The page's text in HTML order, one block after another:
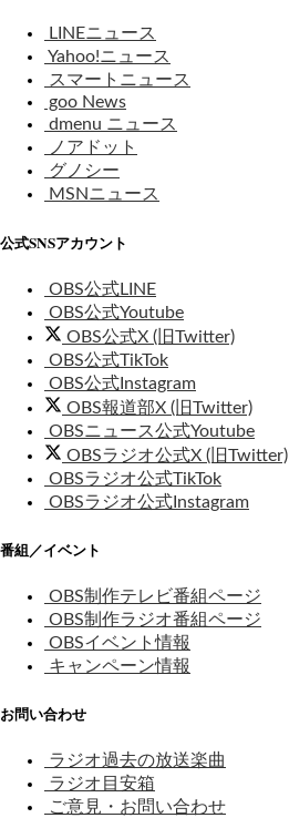
LINEニュース
Yahoo!ニュース
スマートニュース
goo News
dmenu ニュース
ノアドット
グノシー
MSNニュース
公式SNSアカウント
OBS公式LINE
OBS公式Youtube
OBS公式X (旧Twitter)
OBS公式TikTok
OBS公式Instagram
OBS報道部X (旧Twitter)
OBSニュース公式Youtube
OBSラジオ公式X (旧Twitter)
OBSラジオ公式TikTok
OBSラジオ公式Instagram
番組／イベント
OBS制作テレビ番組ページ
OBS制作ラジオ番組ページ
OBSイベント情報
キャンペーン情報
お問い合わせ
ラジオ過去の放送楽曲
ラジオ目安箱
ご意見・お問い合わせ